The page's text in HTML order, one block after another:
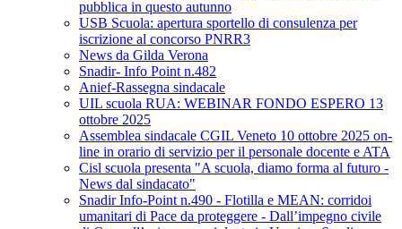
pubblica in questo autunno
USB Scuola: apertura sportello di consulenza per
iscrizione al concorso PNRR3
News da Gilda Verona
Snadir- Info Point n.482
Anief-Rassegna sindacale
UIL scuola RUA: WEBINAR FONDO ESPERO 13
ottobre 2025
Assemblea sindacale CGIL Veneto 10 ottobre 2025 on-
line in orario di servizio per il personale docente e ATA
Cisl scuola presenta "A scuola, diamo forma al futuro -
News dal sindacato"
Snadir Info-Point n.490 - Flotilla e MEAN: corridoi
umanitari di Pace da proteggere - Dall’impegno civile